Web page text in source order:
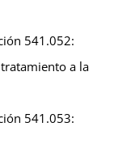
541.052:
a la
541.053: